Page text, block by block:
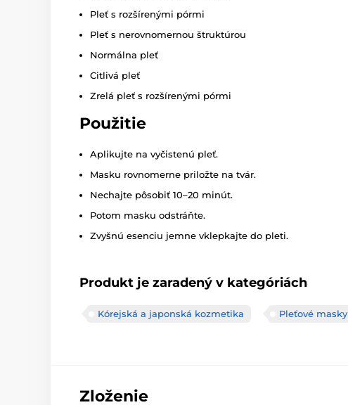
Pleť s rozšírenými pórmi
Pleť s nerovnomernou štruktúrou
Normálna pleť
Citlivá pleť
Zrelá pleť s rozšírenými pórmi
Použitie
Aplikujte na vyčistenú pleť.
Masku rovnomerne priložte na tvár.
Nechajte pôsobiť 10–20 minút.
Potom masku odstráňte.
Zvyšnú esenciu jemne vklepkajte do pleti.
Produkt je zaradený v kategóriách
Kórejská a japonská kozmetika Pleťové masky
Zloženie